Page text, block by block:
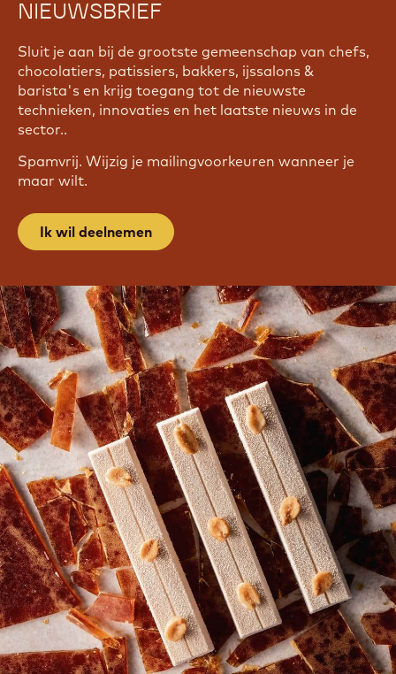
NIEUWSBRIEF
Sluit je aan bij de grootste gemeenschap van chefs,
chocolatiers, patissiers, bakkers, ijssalons &
barista's en krijg toegang tot de nieuwste
technieken, innovaties en het laatste nieuws in de
sector..
Spamvrij. Wijzig je mailingvoorkeuren wanneer je
maar wilt.
Ik wil deelnemen